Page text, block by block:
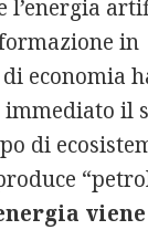
l’energia
in
economia
il
di